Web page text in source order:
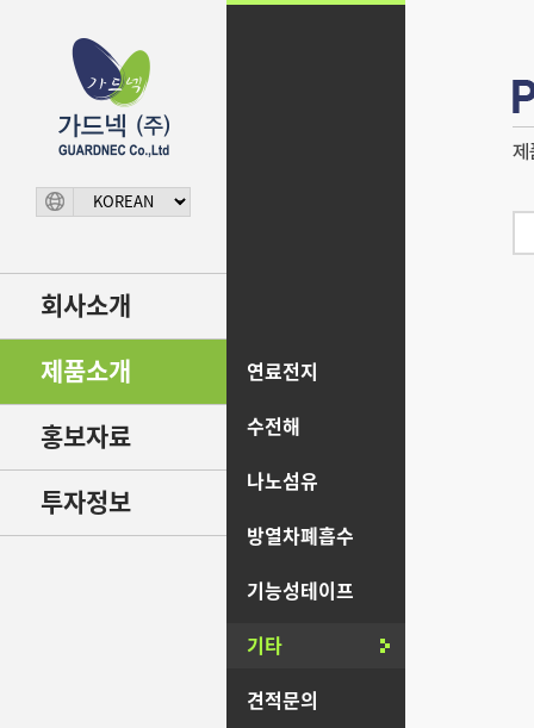
회사소개
제품소개 연료전지
수전해
나노섬유
방열차폐흡수
기능성테이프
기타
견적문의
홍보자료
투자정보